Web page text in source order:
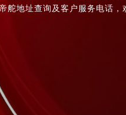
舵地址查询及客户服务电话，